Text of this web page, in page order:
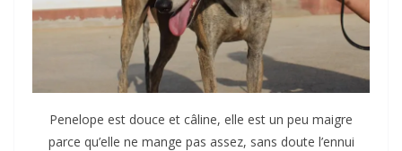
Penelope est douce et câline, elle est un peu maigre
parce qu’elle ne mange pas assez, sans doute l’ennui